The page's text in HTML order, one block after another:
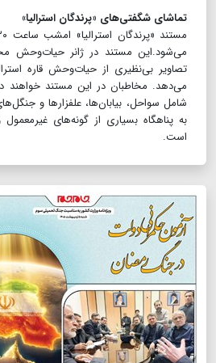
تماشای شگفتی‌های «پرندگان استرالیا»
تصاویر بی‌نظیری از حیات‌وحش قاره
می‌دهد. مخاطبان در این مستند خواهند
شامل سواحل، بیابان‌ها، علفزارها و
به پناهگاه بسیاری از گونه‌های غیر‌معمول
است.